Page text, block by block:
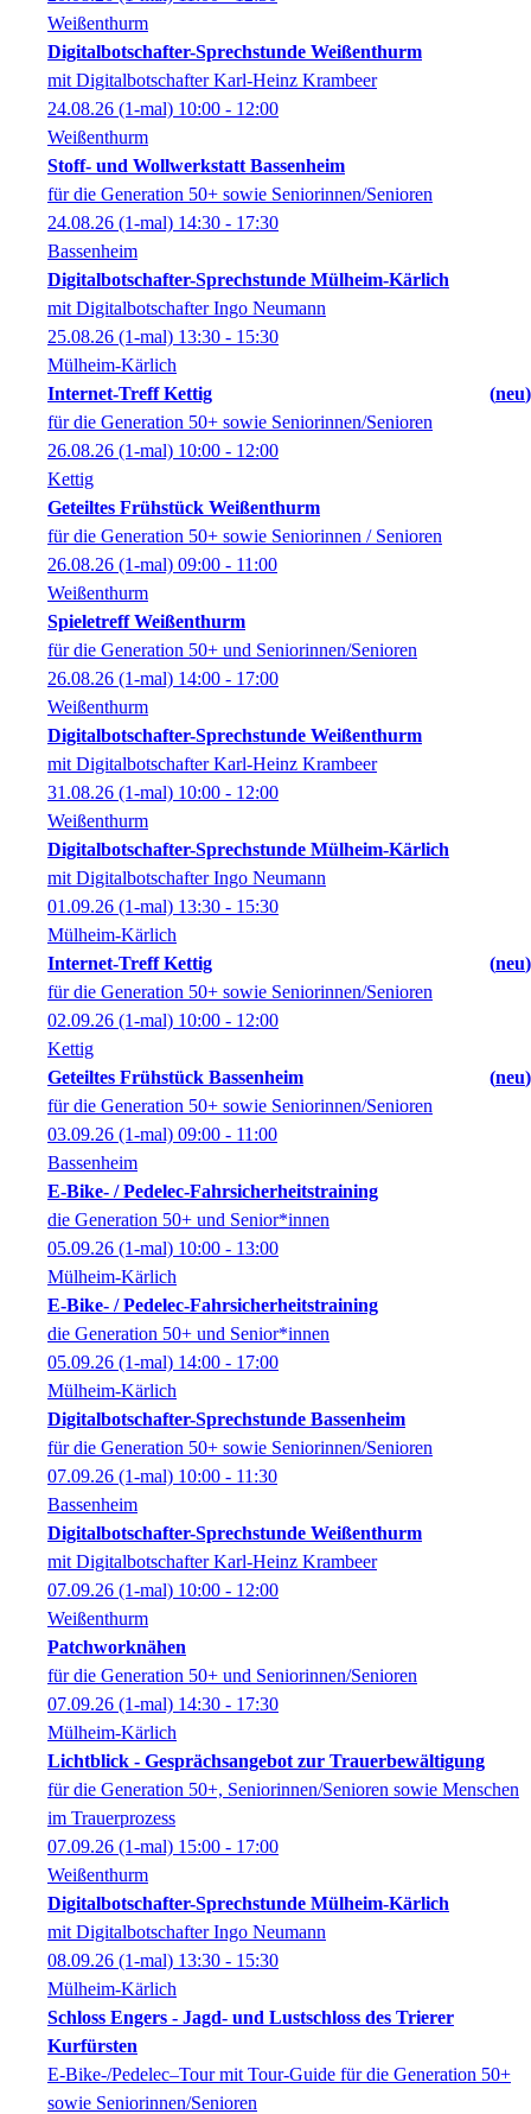
Weißenthurm
Digitalbotschafter-Sprechstunde Weißenthurm
mit Digitalbotschafter Karl-Heinz Krambeer
24.08.26 (1-mal) 10:00 - 12:00
Weißenthurm
Stoff- und Wollwerkstatt Bassenheim
für die Generation 50+ sowie Seniorinnen/Senioren
24.08.26 (1-mal) 14:30 - 17:30
Bassenheim
Digitalbotschafter-Sprechstunde Mülheim-Kärlich
mit Digitalbotschafter Ingo Neumann
25.08.26 (1-mal) 13:30 - 15:30
Mülheim-Kärlich
Internet-Treff Kettig
neu
für die Generation 50+ sowie Seniorinnen/Senioren
26.08.26 (1-mal) 10:00 - 12:00
Kettig
Geteiltes Frühstück Weißenthurm
für die Generation 50+ sowie Seniorinnen / Senioren
26.08.26 (1-mal) 09:00 - 11:00
Weißenthurm
Spieletreff Weißenthurm
für die Generation 50+ und Seniorinnen/Senioren
26.08.26 (1-mal) 14:00 - 17:00
Weißenthurm
Digitalbotschafter-Sprechstunde Weißenthurm
mit Digitalbotschafter Karl-Heinz Krambeer
31.08.26 (1-mal) 10:00 - 12:00
Weißenthurm
Digitalbotschafter-Sprechstunde Mülheim-Kärlich
mit Digitalbotschafter Ingo Neumann
01.09.26 (1-mal) 13:30 - 15:30
Mülheim-Kärlich
Internet-Treff Kettig
neu
für die Generation 50+ sowie Seniorinnen/Senioren
02.09.26 (1-mal) 10:00 - 12:00
Kettig
Geteiltes Frühstück Bassenheim
neu
für die Generation 50+ sowie Seniorinnen/Senioren
03.09.26 (1-mal) 09:00 - 11:00
Bassenheim
E-Bike- / Pedelec-Fahrsicherheitstraining
die Generation 50+ und Senior*innen
05.09.26 (1-mal) 10:00 - 13:00
Mülheim-Kärlich
E-Bike- / Pedelec-Fahrsicherheitstraining
die Generation 50+ und Senior*innen
05.09.26 (1-mal) 14:00 - 17:00
Mülheim-Kärlich
Digitalbotschafter-Sprechstunde Bassenheim
für die Generation 50+ sowie Seniorinnen/Senioren
07.09.26 (1-mal) 10:00 - 11:30
Bassenheim
Digitalbotschafter-Sprechstunde Weißenthurm
mit Digitalbotschafter Karl-Heinz Krambeer
07.09.26 (1-mal) 10:00 - 12:00
Weißenthurm
Patchworknähen
für die Generation 50+ und Seniorinnen/Senioren
07.09.26 (1-mal) 14:30 - 17:30
Mülheim-Kärlich
Lichtblick - Gesprächsangebot zur Trauerbewältigung
für die Generation 50+, Seniorinnen/Senioren sowie Menschen
im Trauerprozess
07.09.26 (1-mal) 15:00 - 17:00
Weißenthurm
Digitalbotschafter-Sprechstunde Mülheim-Kärlich
mit Digitalbotschafter Ingo Neumann
08.09.26 (1-mal) 13:30 - 15:30
Mülheim-Kärlich
Schloss Engers - Jagd- und Lustschloss des Trierer
Kurfürsten
E-Bike-/Pedelec–Tour mit Tour-Guide für die Generation 50+
sowie Seniorinnen/Senioren